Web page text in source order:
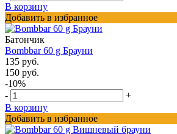
В корзину
Добавить в избранное
Батончик
Bombbar 60 g Брауни
135 руб.
150 руб.
-10%
-
+
В корзину
Добавить в избранное